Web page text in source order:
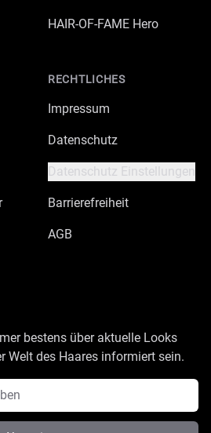
HAIR-OF-FAME Hero
RECHTLICHES
Impressum
Datenschutz
Datenschutz Einstellungen
Barrierefreiheit
AGB
bestens über aktuelle Looks
Welt des Haares informiert sein.